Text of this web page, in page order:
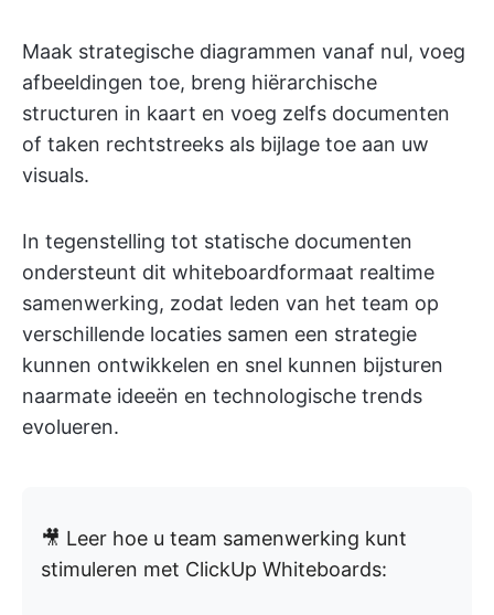
Maak strategische diagrammen vanaf nul, voeg
afbeeldingen toe, breng hiërarchische
structuren in kaart en voeg zelfs documenten
of taken rechtstreeks als bijlage toe aan uw
visuals.
In tegenstelling tot statische documenten
ondersteunt dit whiteboardformaat realtime
samenwerking, zodat leden van het team op
verschillende locaties samen een strategie
kunnen ontwikkelen en snel kunnen bijsturen
naarmate ideeën en technologische trends
evolueren.
🎥 Leer hoe u team samenwerking kunt
stimuleren met ClickUp Whiteboards: